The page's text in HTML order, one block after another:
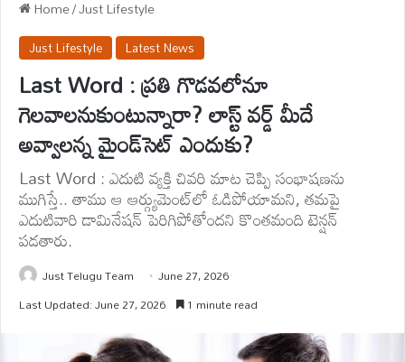
Home/Just Lifestyle
Just Lifestyle Latest News
Last Word : ప్రతి గొడవలోనూ
గెలవాలనుకుంటున్నారా? లాస్ట్ వర్డ్ మీదే
అవ్వాలన్న మైండ్‌సెట్ ఎందుకు?
Last Word : ఎదుటి వ్యక్తి చివరి మాట చెప్పి సంభాషణను
ముగిస్తే.. తాము ఆ ఆర్గ్యుమెంట్‌లో ఓడిపోయామని, తమపై
ఎదుటివారి డామినేషన్ పెరిగిపోతోందని కొంతమంది టెన్షన్
పడతారు.
Just Telugu Team
June 27, 2026
Last Updated: June 27, 2026
1 minute read